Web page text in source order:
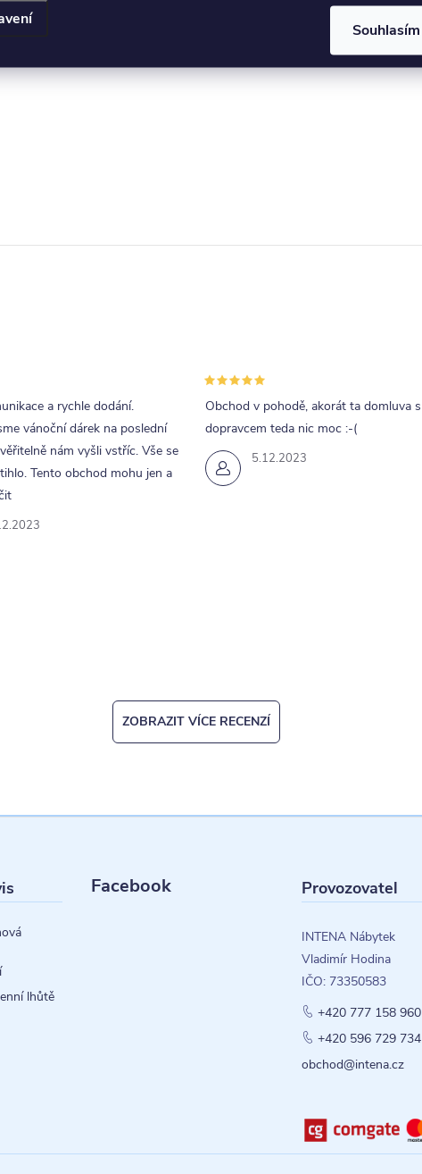
Souhlasím
a rychle dodání.
vánoční dárek na poslední
nám vyšli vstříc. Vše se
Tento obchod mohu jen a
5.12.2023
Obchod v pohodě, akorát ta domluva s
dopravcem teda nic moc :-(
ZOBRAZIT VÍCE RECENZÍ
lhůtě
Facebook Provozovatel
INTENA Nábytek
Vladimír Hodina
IČO: 73350583
+420 777 158 960
+420 596 729 734
obchod@intena.cz